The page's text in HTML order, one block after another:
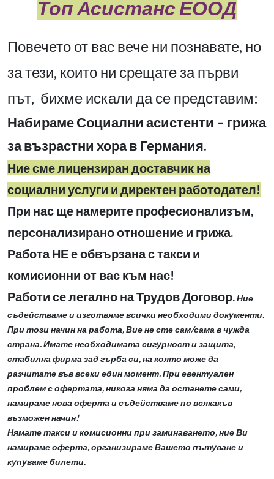
Топ Асистанс ЕООД
Повечето от вас вече ни познавате, но
за тези, които ни срещате за първи
път, бихме искали да се представим:
Набираме Социални асистенти – грижа
за възрастни хора в Германия.
Ние сме лицензиран доставчик на
социални услуги и директен работодател!
При нас ще намерите професионализъм,
персонализирано отношение и грижа.
Работа НЕ е обвързана с такси и
комисионни от вас към нас!
Работи се легално на Трудов Договор.Ние
съдействаме и изготвяме всички необходими документи.
При този начин на работа, Вие не сте сам/сама в чужда
страна. Имате необходимата сигурност и защита,
стабилна фирма зад гърба си, на която може да
разчитате във всеки един момент. При евентуален
проблем с офертата, никога няма да останете сами,
намираме нова оферта и съдействаме по всякакъв
възможен начин!
Нямате такси и комисионни при заминаването, ние Ви
намираме оферта, организираме Вашето пътуване и
купуваме билети.